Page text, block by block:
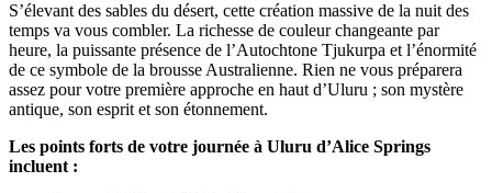
S’élevant des sables du désert, cette création massive de la nuit des
temps va vous combler. La richesse de couleur changeante par
heure, la puissante présence de l’Autochtone Tjukurpa et l’énormité
de ce symbole de la brousse Australienne. Rien ne vous préparera
assez pour votre première approche en haut d’Uluru ; son mystère
antique, son esprit et son étonnement.
Les points forts de votre journée à Uluru d’Alice Springs
incluent :